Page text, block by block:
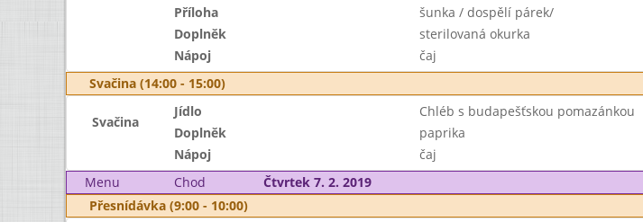
Příloha
šunka / dospělí párek/
Doplněk
sterilovaná okurka
Nápoj
čaj
Svačina (14:00 - 15:00)
Svačina
Jídlo Chléb s budapešťskou pomazánkou
Doplněk
paprika
Nápoj
čaj
Menu
Chod Čtvrtek 7. 2. 2019
Přesnídávka (9:00 - 10:00)